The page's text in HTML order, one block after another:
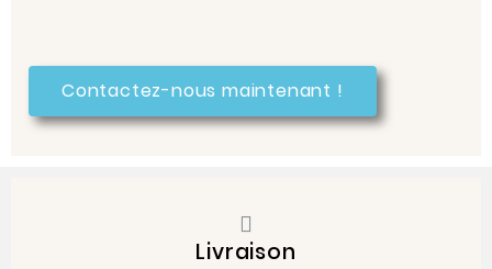
Contactez-nous maintenant !
Livraison